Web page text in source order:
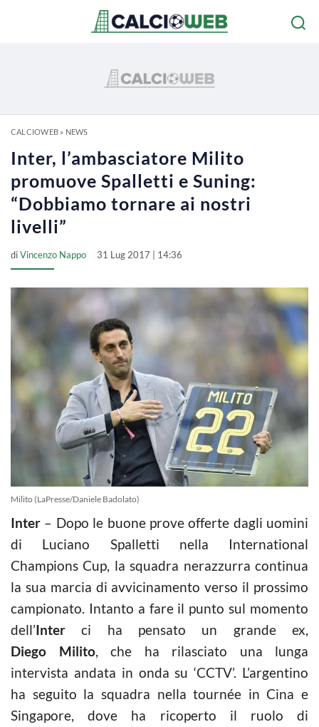
CALCIOWEB» NEWS
Inter, l’ambasciatore Milito
promuove Spalletti e Suning:
“Dobbiamo tornare ai nostri
livelli”
diVincenzo Nappo 31 Lug 2017 | 14:36
Milito (LaPresse/Daniele Badolato)
Inter – Dopo le buone prove offerte dagli uomini
di Luciano Spalletti nella International
Champions Cup, la squadra nerazzurra continua
la sua marcia di avvicinamento verso il prossimo
campionato. Intanto a fare il punto sul momento
dell’Inter ci ha pensato un grande ex,
Diego Milito, che ha rilasciato una lunga
intervista andata in onda su ‘CCTV’. L’argentino
ha seguito la squadra nella tournée in Cina e
Singapore, dove ha ricoperto il ruolo di